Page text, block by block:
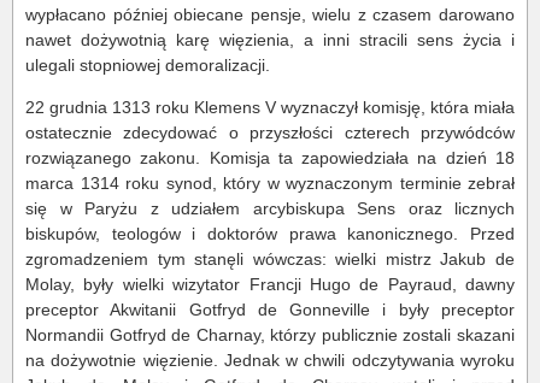
wypłacano później obiecane pensje, wielu z czasem darowano
nawet dożywotnią karę więzienia, a inni stracili sens życia i
ulegali stopniowej demoralizacji.
22 grudnia 1313 roku Klemens V wyznaczył komisję, która miała
ostatecznie zdecydować o przyszłości czterech przywódców
rozwiązanego zakonu. Komisja ta zapowiedziała na dzień 18
marca 1314 roku synod, który w wyznaczonym terminie zebrał
się w Paryżu z udziałem arcybiskupa Sens oraz licznych
biskupów, teologów i doktorów prawa kanonicznego. Przed
zgromadzeniem tym stanęli wówczas: wielki mistrz Jakub de
Molay, były wielki wizytator Francji Hugo de Payraud, dawny
preceptor Akwitanii Gotfryd de Gonneville i były preceptor
Normandii Gotfryd de Charnay, którzy publicznie zostali skazani
na dożywotnie więzienie. Jednak w chwili odczytywania wyroku